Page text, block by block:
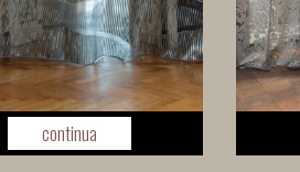
continua